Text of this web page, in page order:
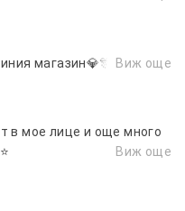
магазин💎🎊👌👌Виж още
в мое лице и още много
Виж още